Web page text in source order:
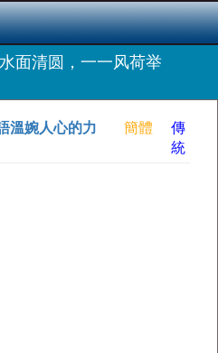
面清圆，一一风荷举
溫婉人心的力
簡體
傳
統